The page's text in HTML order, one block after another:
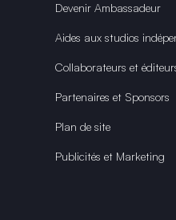
Devenir Ambassadeur
Aides aux studios
Collaborateurs et
Partenaires et Sponsors
Plan de site
Publicités et Marketing